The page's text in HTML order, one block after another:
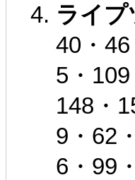
ライプ
40・
5・
148・
9・62
6・99